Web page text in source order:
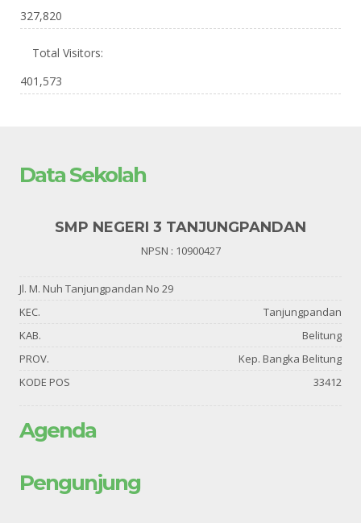
327,820
Total Visitors:
401,573
Data Sekolah
SMP NEGERI 3 TANJUNGPANDAN
NPSN : 10900427
Jl. M. Nuh Tanjungpandan No 29
KEC.
Tanjungpandan
KAB.
Belitung
PROV.
Kep. Bangka Belitung
KODE POS
33412
Agenda
Pengunjung